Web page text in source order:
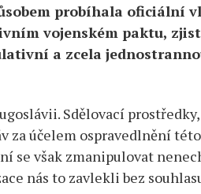
probíhala oficiální
vojenském paktu,
a zcela
Sdělovací
za účelem ospravedlnění
se však zmanipulovat
nás to zavlekli bez